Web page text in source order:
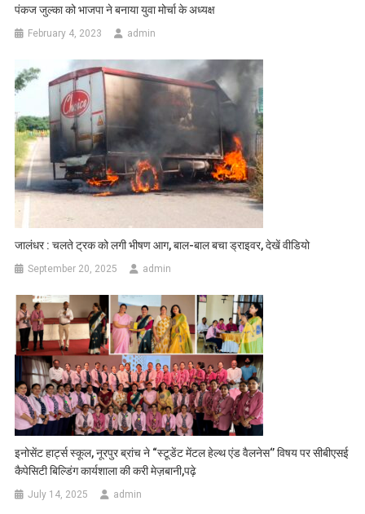
पंकज जुल्का को भाजपा ने बनाया युवा मोर्चा के अध्यक्ष
February 4, 2023 admin
जालंधर : चलते ट्रक को लगी भीषण आग, बाल-बाल बचा ड्राइवर, देखें वीडियो
September 20, 2025 admin
इनोसेंट हार्ट्स स्कूल, नूरपुर ब्रांच ने “स्टूडेंट मेंटल हेल्थ एंड वैलनेस‘’ विषय पर सीबीएसई
कैपेसिटी बिल्डिंग कार्यशाला की करी मेज़बानी,पढ़े
July 14, 2025 admin